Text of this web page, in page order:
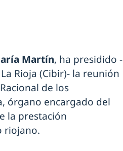
Martín, ha presidido -
Rioja (Cibir)- la reunión
de los
órgano encargado del
la prestación
riojano.